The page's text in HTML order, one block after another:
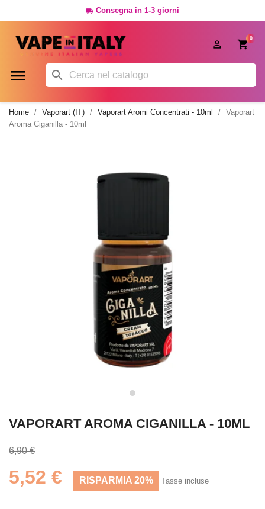
 Consegna in 1-3 giorni
0

 
Home Vaporart (IT) Vaporart Aromi Concentrati - 10ml
Vaporart
Aroma Ciganilla - 10ml
VAPORART AROMA CIGANILLA - 10ML
6,90 €
5,52 € RISPARMIA 20% Tasse incluse